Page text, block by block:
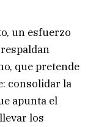
un esfuerzo
que pretende
consolidar la
apunta el
los